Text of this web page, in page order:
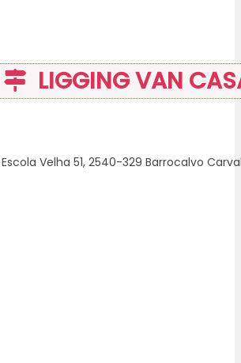
LIGGING VAN
Velha 51, 2540-329 Barrocalvo